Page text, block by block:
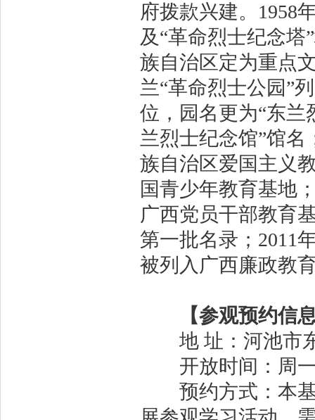
府拨款兴建。1958
及“革命烈士纪念塔
族自治区定为重点
兰“革命烈士公园”
位，园名更为“东兰
兰烈士纪念馆”馆名
族自治区爱国主义
国青少年教育基地
广西党员干部教育
第一批名录；2011
被列入广西廉政教
【参观预约信
地 址：河池市东
开放时间：周一
预约方式：本基